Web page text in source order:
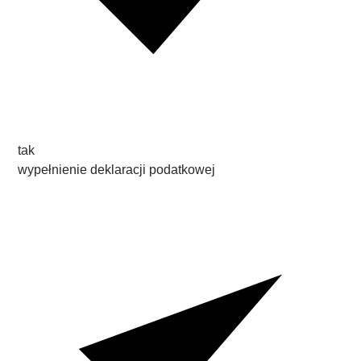
tak
wypełnienie deklaracji podatkowej